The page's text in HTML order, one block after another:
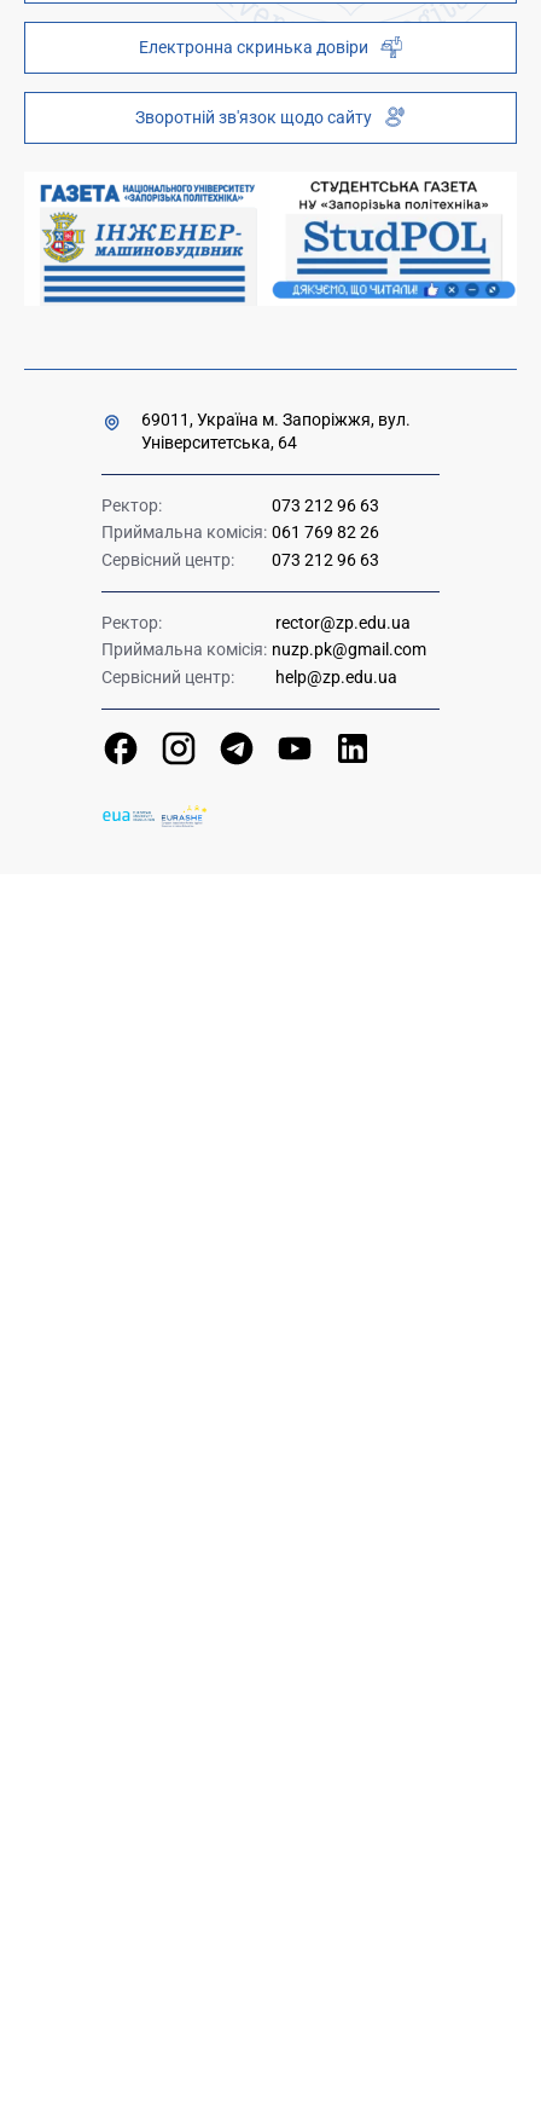
Наукова бібліотека
Телефонний довідник
Інституційний репозиторій
ZP - QR code
Молодіжний хаб «FREETIME»
Платні послуги
Накази та розпорядження для оприлюднення
Міністерство освіти і науки України
Урядова "гаряча лінія" 1545
Електронна скринька довіри
Зворотній зв'язок щодо сайту
69011, Україна м. Запоріжжя, вул.
Університетська, 64
Ректор:
073 212 96 63
Приймальна комісія: 061 769 82 26
Сервісний центр:
073 212 96 63
Ректор:
rector@zp.edu.ua
Приймальна комісія: nuzp.pk@gmail.com
Сервісний центр:
help@zp.edu.ua